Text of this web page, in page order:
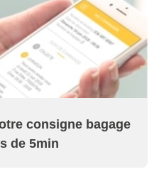
consigne bagage
de 5min